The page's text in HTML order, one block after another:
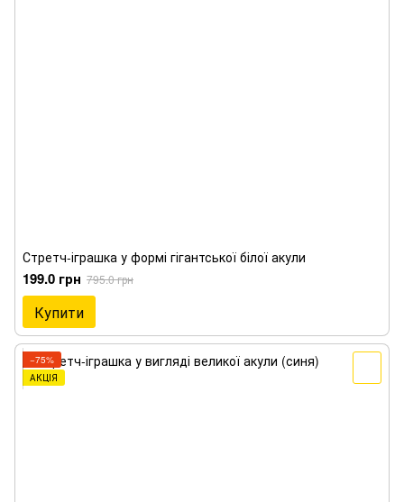
Стретч-іграшка у формі гігантської білої акули
199.0 грн 795.0 грн
Купити
−75%
АКЦІЯ